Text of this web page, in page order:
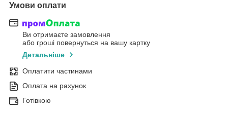
Умови оплати
Ви отримаєте замовлення
або гроші повернуться на вашу картку
Детальніше
Оплатити частинами
Оплата на рахунок
Готівкою